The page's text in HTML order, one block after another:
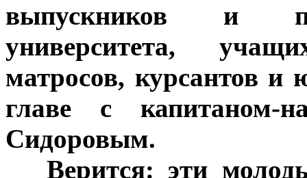
выпускников и
университета,
матросов, курсантов
главе с
Сидоровым.
Верится: эти